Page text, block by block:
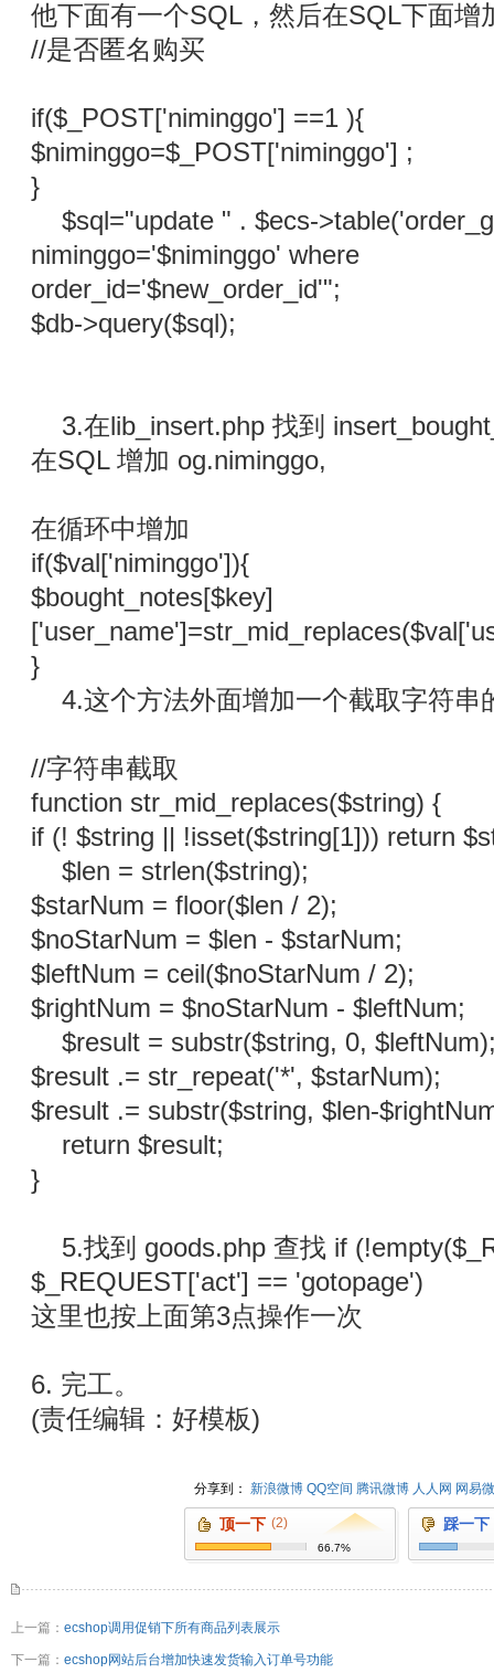
他下面有一个SQL，然后在SQL下面增
//是否匿名购买
if($_POST['niminggo'] ==1 ){
$niminggo=$_POST['niminggo'] ;
}
$sql="update " . $ecs-
niminggo='$niminggo' where
order_id='$new_order_id'";
$db->query($sql);
3.在lib_insert.php 找到
在SQL 增加 og.niminggo,
在循环中增加
if($val['niminggo']){
$bought_notes[$key]
}
4.这个方法外面增加一个截取字符串
//字符串截取
function str_mid_replaces($string) {
if (! $string || !isset($string[1])) return
$len = strlen($string);
$starNum = floor($len / 2);
$noStarNum = $len - $starNum;
$leftNum = ceil($noStarNum / 2);
$rightNum = $noStarNum - $leftNum;
$result = substr($string, 0,
$result .= str_repeat('*', $starNum);
$result .= substr($string, $len-
return $result;
}
5.找到 goods.php 查找 if
$_REQUEST['act'] == 'gotopage')
这里也按上面第3点操作一次
6. 完工。
(责任编辑：好模板)
分享到： 新浪微博 QQ空间 腾讯微博 人人网 网易
顶一下 (2)
66.7%
踩一下
上一篇： ecshop调用促销下所有商品列表展示
下一篇： ecshop网站后台增加快速发货输入订单号功能